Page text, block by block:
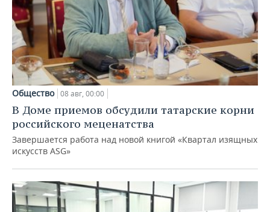
Общество 08 авг, 00:00
В Доме приемов обсудили татарские корни
российского меценатства
Завершается работа над новой книгой «Квартал изящных
искусств ASG»